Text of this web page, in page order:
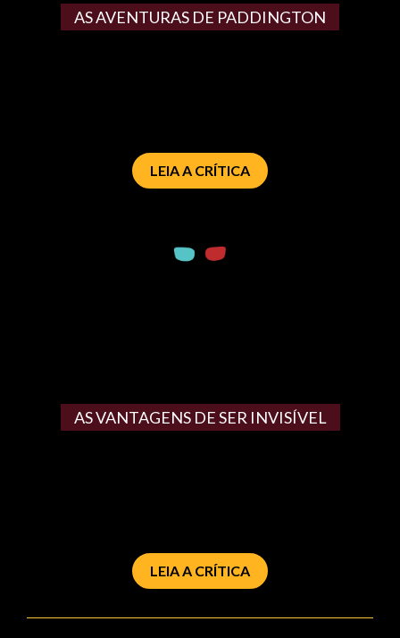
AS AVENTURAS DE PADDINGTON
LEIA A CRÍTICA
AS VANTAGENS DE SER INVISÍVEL
LEIA A CRÍTICA